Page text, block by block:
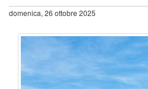
domenica, 26 ottobre 2025